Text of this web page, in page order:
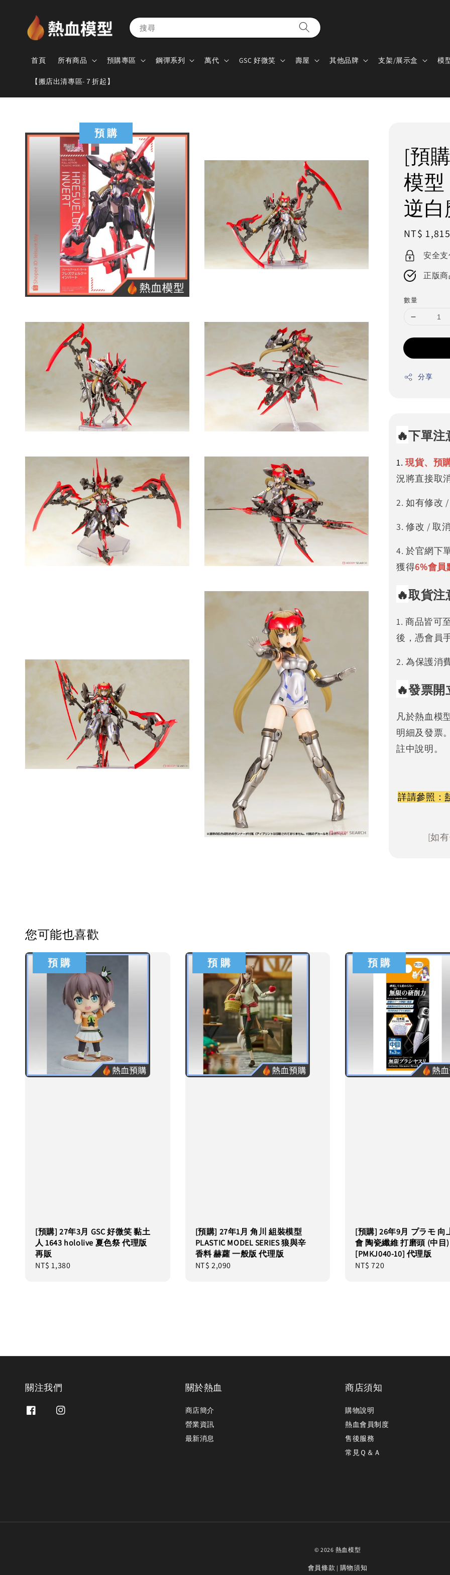
搜尋
首頁 所有商品 預購專區 鋼彈系列 萬代 GSC 好微笑 壽屋 其他品牌 支架/展示盒 模
【搬店出清專區-７折起】
預 購
[預
模型
逆
Regular
price
NT$ 1,815
安全
正版
數量
分享
🔥下單注
1. 現貨、預
況將直接取
2. 如有修改
3. 修改 / 取
4. 於官網下
獲得6%會員
🔥取貨注
1. 商品皆可
後，憑會員
2. 為保護消
🔥發票開
凡於熱血模
明細及發票
註中說明。
詳請參照：
[如
您可能也喜歡
預 購
[預購] 27年3月 GSC 好微笑 黏土
人 1643 hololive 夏色祭 代理版
再販
Regular
NT$ 1,380
預 購
[預購] 27年1月 角川 組裝模型
PLASTIC MODEL SERIES 狼與辛
香料 赫蘿 一般版 代理版
Regular
NT$ 2,090
預 購
[預購] 26年9月 プラモ 向
會 陶瓷纖維 打磨頭 (中目)
[PMKJ040-10] 代理版
Regular
NT$ 720
關注我們 關於熱血
商店簡介
營業資訊
最新消息
商店須知
購物說明
熱血會員制度
售後服務
常見Ｑ＆Ａ
© 2026 熱血模型
會員條款 | 購物須知